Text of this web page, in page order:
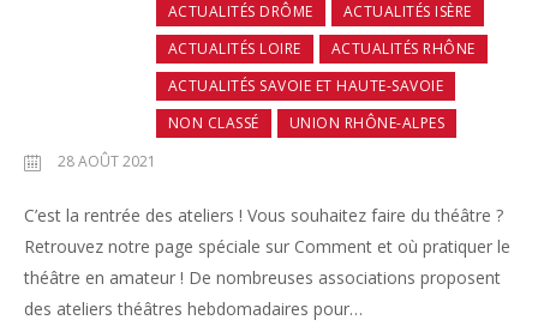
ACTUALITÉS DRÔME
ACTUALITÉS ISÈRE
ACTUALITÉS LOIRE
ACTUALITÉS RHÔNE
ACTUALITÉS SAVOIE ET HAUTE-SAVOIE
NON CLASSÉ
UNION RHÔNE-ALPES
28 AOÛT 2021
C’est la rentrée des ateliers ! Vous souhaitez faire du théâtre ?
Retrouvez notre page spéciale sur Comment et où pratiquer le
théâtre en amateur ! De nombreuses associations proposent
des ateliers théâtres hebdomadaires pour…